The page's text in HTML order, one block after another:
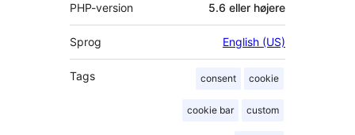
PHP-version 5.6 eller højere
Sprog English (US)
Tags consent cookie
cookie bar custom